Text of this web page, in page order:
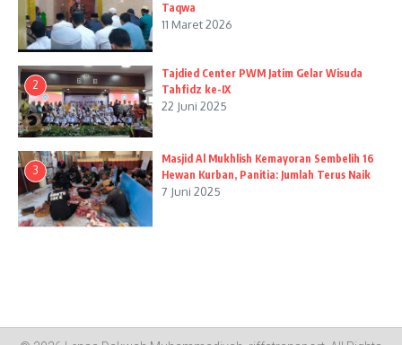
Taqwa
11 Maret 2026
2
Tajdied Center PWM Jatim Gelar Wisuda
Tahfidz ke-IX
22 Juni 2025
3
Masjid Al Mukhlish Kemayoran Sembelih 16
Hewan Kurban, Panitia: Jumlah Terus Naik
7 Juni 2025